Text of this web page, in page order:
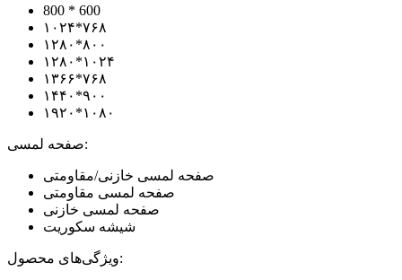
800 * 600
۱۰۲۴*۷۶۸
۱۲۸۰*۸۰۰
۱۲۸۰*۱۰۲۴
۱۳۶۶*۷۶۸
۱۴۴۰*۹۰۰
۱۹۲۰*۱۰۸۰
صفحه لمسی:
صفحه لمسی خازنی/مقاومتی
صفحه لمسی مقاومتی
صفحه لمسی خازنی
شیشه سکوریت
ویژگی‌های محصول: